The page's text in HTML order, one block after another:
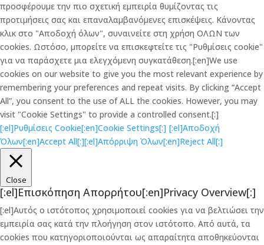
προσφέρουμε την πιο σχετική εμπειρία θυμίζοντας τις
προτιμήσεις σας και επαναλαμβανόμενες επισκέψεις. Κάνοντας
κλικ στο "Αποδοχή όλων", συναινείτε στη χρήση ΟΛΩΝ των
cookies. Ωστόσο, μπορείτε να επισκεφτείτε τις "Ρυθμίσεις cookie"
για να παράσχετε μια ελεγχόμενη συγκατάθεση.[:en]We use
cookies on our website to give you the most relevant experience by
remembering your preferences and repeat visits. By clicking “Accept
All”, you consent to the use of ALL the cookies. However, you may
visit "Cookie Settings" to provide a controlled consent.[:]
[:el]Ρυθμίσεις Cookie[:en]Cookie Settings[:] [:el]Αποδοχή
Όλων[:en]Accept All[:][:el]Απόρριψη Όλων[:en]Reject All[:]
Close
[:el]Επισκόπηση Απορρήτου[:en]Privacy Overview[:]
[:el]Αυτός ο ιστότοπος χρησιμοποιεί cookies για να βελτιώσει την
εμπειρία σας κατά την πλοήγηση στον ιστότοπο. Από αυτά, τα
cookies που κατηγοριοποιούνται ως απαραίτητα αποθηκεύονται